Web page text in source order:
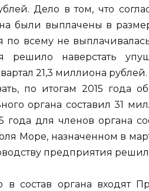
Дело в том, что
были выплачены в
по всему не
решило наверстать
21,3 миллиона рублей.
по итогам 2015 года
органа составил 31
года для членов органа
Море, назначенном в
предприятия
в состав органа входят